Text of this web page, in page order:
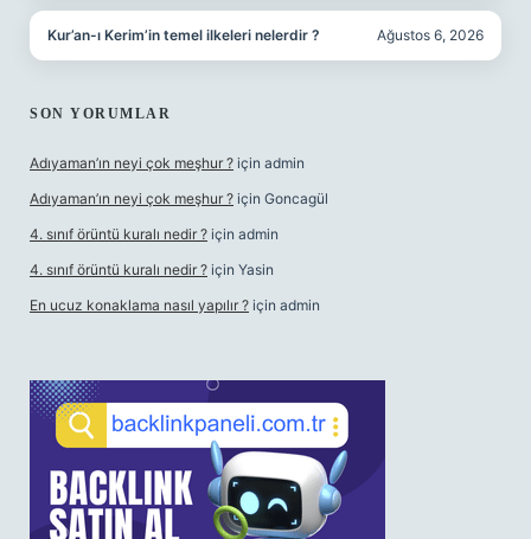
Kur’an-ı Kerim’in temel ilkeleri nelerdir ? Ağustos 6, 2026
SON YORUMLAR
Adıyaman’ın neyi çok meşhur ? için admin
Adıyaman’ın neyi çok meşhur ? için Goncagül
4. sınıf örüntü kuralı nedir ? için admin
4. sınıf örüntü kuralı nedir ? için Yasin
En ucuz konaklama nasıl yapılır ? için admin